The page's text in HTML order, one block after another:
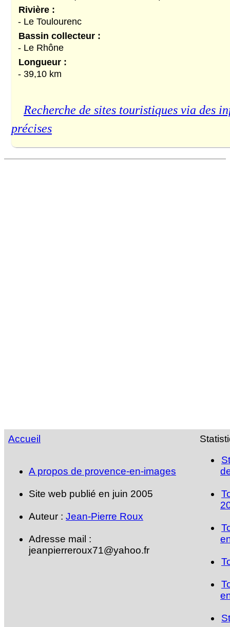
Rivière :
- Le Toulourenc
Bassin collecteur :
- Le Rhône
Longueur :
- 39,10 km
Recherche de sites touristiques via des
précises
Accueil
A propos de provence-en-images
Site web publié en juin 2005
Auteur : Jean-Pierre Roux
Adresse mail :
jeanpierreroux71@yahoo.fr